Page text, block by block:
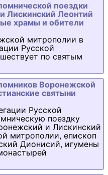
поездки
Лискинский Леонтий
храмы и обители
митрополии в
Русской
по святым
Воронежской
святыни
Русской
поездку
и Лискинский
митрополии, епископ
Дионисий, игумены